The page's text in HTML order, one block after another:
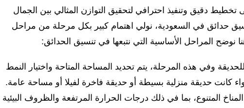
تخطيط دقيق وتنفيذ احترافي لتحقيق التوازن المثالي بين الجمال
حدائق في السعودية، نولي اهتمام كبير بكل مرحلة من مراحل
نوضح المراحل الأساسية التي نتبعها في تنسيق الحدائق:
وفي هذه المرحلة، يتم تحديد المساحة المتاحة واختيار النمط
كانت حديقة منزلية بسيطة أو حديقة فاخرة لفيلا أو مساحة عامة.
المتنوع، بما في ذلك درجات الحرارة المرتفعة والظروف البيئية